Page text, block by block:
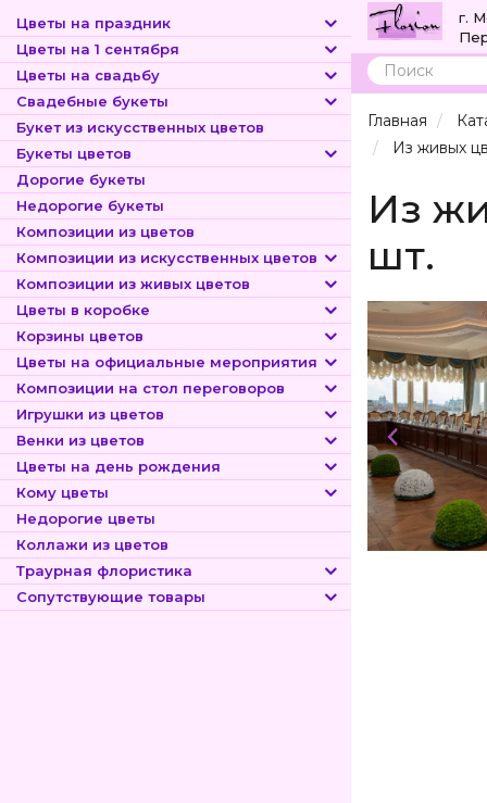
Цветы на праздник
Цветы на 1 сентября
Цветы на свадьбу
Свадебные букеты
Букет из искусственных цветов
Букеты цветов
Дорогие букеты
Недорогие букеты
Композиции из цветов
Композиции из искусственных цветов
Композиции из живых цветов
Цветы в коробке
Корзины цветов
Цветы на официальные мероприятия
Композиции на стол переговоров
Игрушки из цветов
Венки из цветов
Цветы на день рождения
Кому цветы
Недорогие цветы
Коллажи из цветов
Траурная флористика
Сопутствующие товары
г.
Поиск
Главная
Из живых
Из
шт.